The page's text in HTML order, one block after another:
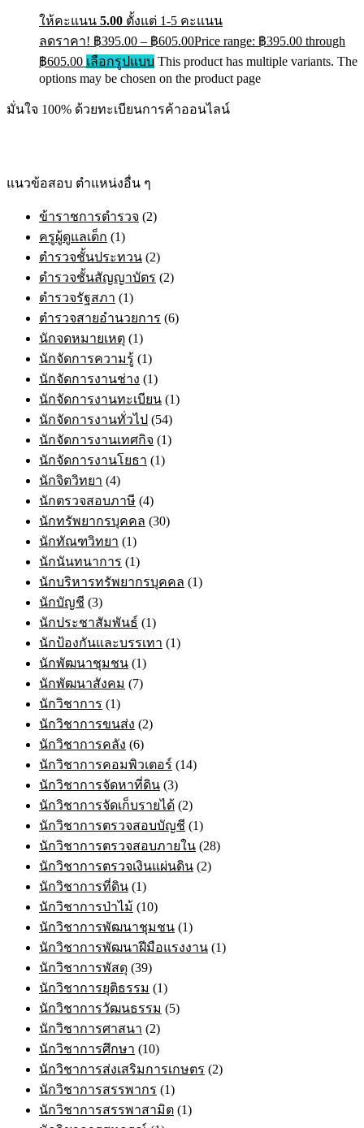
ให้คะแนน 5.00 ตั้งแต่ 1-5 คะแนน
ลดราคา! ฿395.00 – ฿605.00Price range: ฿395.00 through
฿605.00 เลือกรูปแบบ This product has multiple variants. The
options may be chosen on the product page
มั่นใจ 100% ด้วยทะเบียนการค้าออนไลน์
แนวข้อสอบ ตำแหน่งอื่น ๆ
ข้าราชการตำรวจ (2)
ครูผู้ดูแลเด็ก (1)
ตำรวจชั้นประทวน (2)
ตำรวจชั้นสัญญาบัตร (2)
ตำรวจรัฐสภา (1)
ตำรวจสายอำนวยการ (6)
นักจดหมายเหตุ (1)
นักจัดการความรู้ (1)
นักจัดการงานช่าง (1)
นักจัดการงานทะเบียน (1)
นักจัดการงานทั่วไป (54)
นักจัดการงานเทศกิจ (1)
นักจัดการงานโยธา (1)
นักจิตวิทยา (4)
นักตรวจสอบภาษี (4)
นักทรัพยากรบุคคล (30)
นักทัณฑวิทยา (1)
นักนันทนาการ (1)
นักบริหารทรัพยากรบุคคล (1)
นักบัญชี (3)
นักประชาสัมพันธ์ (1)
นักป้องกันและบรรเทา (1)
นักพัฒนาชุมชน (1)
นักพัฒนาสังคม (7)
นักวิชาการ (1)
นักวิชาการขนส่ง (2)
นักวิชาการคลัง (6)
นักวิชาการคอมพิวเตอร์ (14)
นักวิชาการจัดหาที่ดิน (3)
นักวิชาการจัดเก็บรายได้ (2)
นักวิชาการตรวจสอบบัญชี (1)
นักวิชาการตรวจสอบภายใน (28)
นักวิชาการตรวจเงินแผ่นดิน (2)
นักวิชาการที่ดิน (1)
นักวิชาการป่าไม้ (10)
นักวิชาการพัฒนาชุมชน (1)
นักวิชาการพัฒนาฝีมือแรงงาน (1)
นักวิชาการพัสดุ (39)
นักวิชาการยุติธรรม (1)
นักวิชาการวัฒนธรรม (5)
นักวิชาการศาสนา (2)
นักวิชาการศึกษา (10)
นักวิชาการส่งเสริมการเกษตร (2)
นักวิชาการสรรพากร (1)
นักวิชาการสรรพาสามิต (1)